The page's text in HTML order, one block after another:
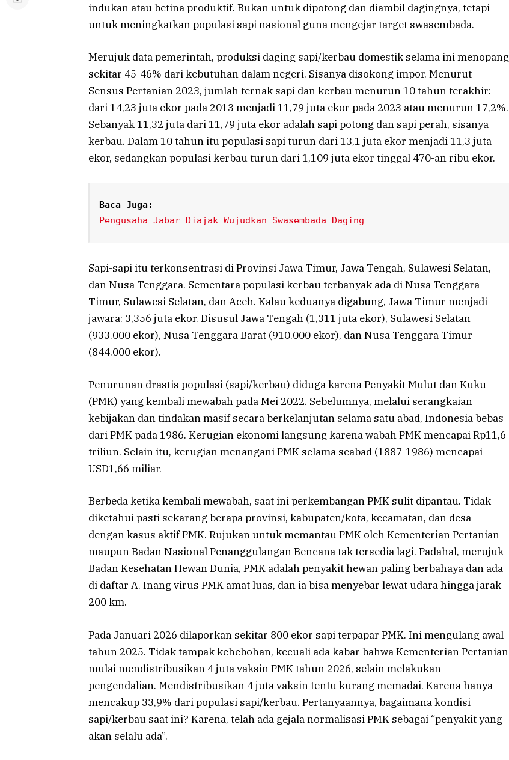
indukan atau betina produktif. Bukan untuk dipotong dan diambil dagingnya, tetapi
untuk meningkatkan populasi sapi nasional guna mengejar target swasembada.
Merujuk data pemerintah, produksi daging sapi/kerbau domestik selama ini menopang
sekitar 45-46% dari kebutuhan dalam negeri. Sisanya disokong impor. Menurut
Sensus Pertanian 2023, jumlah ternak sapi dan kerbau menurun 10 tahun terakhir:
dari 14,23 juta ekor pada 2013 menjadi 11,79 juta ekor pada 2023 atau menurun 17,2%.
Sebanyak 11,32 juta dari 11,79 juta ekor adalah sapi potong dan sapi perah, sisanya
kerbau. Dalam 10 tahun itu populasi sapi turun dari 13,1 juta ekor menjadi 11,3 juta
ekor, sedangkan populasi kerbau turun dari 1,109 juta ekor tinggal 470-an ribu ekor.
Baca Juga:
Pengusaha Jabar Diajak Wujudkan Swasembada Daging
Sapi-sapi itu terkonsentrasi di Provinsi Jawa Timur, Jawa Tengah, Sulawesi Selatan,
dan Nusa Tenggara. Sementara populasi kerbau terbanyak ada di Nusa Tenggara
Timur, Sulawesi Selatan, dan Aceh. Kalau keduanya digabung, Jawa Timur menjadi
jawara: 3,356 juta ekor. Disusul Jawa Tengah (1,311 juta ekor), Sulawesi Selatan
(933.000 ekor), Nusa Tenggara Barat (910.000 ekor), dan Nusa Tenggara Timur
(844.000 ekor).
Penurunan drastis populasi (sapi/kerbau) diduga karena Penyakit Mulut dan Kuku
(PMK) yang kembali mewabah pada Mei 2022. Sebelumnya, melalui serangkaian
kebijakan dan tindakan masif secara berkelanjutan selama satu abad, Indonesia bebas
dari PMK pada 1986. Kerugian ekonomi langsung karena wabah PMK mencapai Rp11,6
triliun. Selain itu, kerugian menangani PMK selama seabad (1887-1986) mencapai
USD1,66 miliar.
Berbeda ketika kembali mewabah, saat ini perkembangan PMK sulit dipantau. Tidak
diketahui pasti sekarang berapa provinsi, kabupaten/kota, kecamatan, dan desa
dengan kasus aktif PMK. Rujukan untuk memantau PMK oleh Kementerian Pertanian
maupun Badan Nasional Penanggulangan Bencana tak tersedia lagi. Padahal, merujuk
Badan Kesehatan Hewan Dunia, PMK adalah penyakit hewan paling berbahaya dan ada
di daftar A. Inang virus PMK amat luas, dan ia bisa menyebar lewat udara hingga jarak
200 km.
Pada Januari 2026 dilaporkan sekitar 800 ekor sapi terpapar PMK. Ini mengulang awal
tahun 2025. Tidak tampak kehebohan, kecuali ada kabar bahwa Kementerian Pertanian
mulai mendistribusikan 4 juta vaksin PMK tahun 2026, selain melakukan
pengendalian. Mendistribusikan 4 juta vaksin tentu kurang memadai. Karena hanya
mencakup 33,9% dari populasi sapi/kerbau. Pertanyaannya, bagaimana kondisi
sapi/kerbau saat ini? Karena, telah ada gejala normalisasi PMK sebagai “penyakit yang
akan selalu ada”.